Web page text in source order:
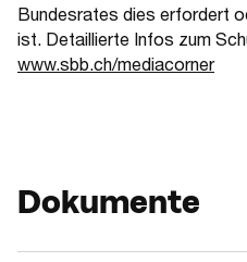
Bundesrates dies erfordert
ist. Detaillierte Infos zum
www.sbb.ch/mediacorner
Dokumente